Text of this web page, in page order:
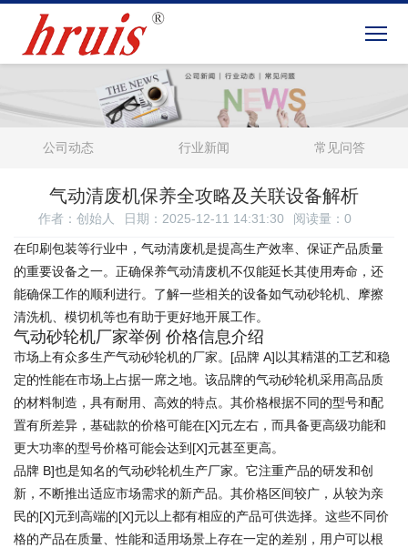
公司动态 行业新闻 常见问答
气动清废机保养全攻略及关联设备解析
作者：创始人 日期：2025-12-11 14:31:30 阅读量： 0
在印刷包装等行业中，气动清废机是提高生产效率、保证产品质量
的重要设备之一。正确保养气动清废机不仅能延长其使用寿命，还
能确保工作的顺利进行。了解一些相关的设备如气动砂轮机、摩擦
清洗机、模切机等也有助于更好地开展工作。
气动砂轮机厂家举例 价格信息介绍
市场上有众多生产气动砂轮机的厂家。[品牌 A]以其精湛的工艺和稳
定的性能在市场上占据一席之地。该品牌的气动砂轮机采用高品质
的材料制造，具有耐用、高效的特点。其价格根据不同的型号和配
置有所差异，基础款的价格可能在[X]元左右，而具备更高级功能和
更大功率的型号价格可能会达到[X]元甚至更高。
品牌 B]也是知名的气动砂轮机生产厂家。它注重产品的研发和创
新，不断推出适应市场需求的新产品。其价格区间较广，从较为亲
民的[X]元到高端的[X]元以上都有相应的产品可供选择。这些不同价
格的产品在质量、性能和适用场景上存在一定的差别，用户可以根